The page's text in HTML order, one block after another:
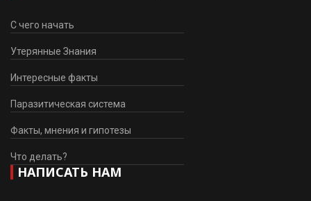
С чего начать
Утерянные Знания
Интересные факты
Паразитическая система
Факты, мнения и гипотезы
Что делать?
НАПИСАТЬ НАМ